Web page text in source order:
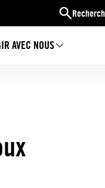
AVEC NOUS